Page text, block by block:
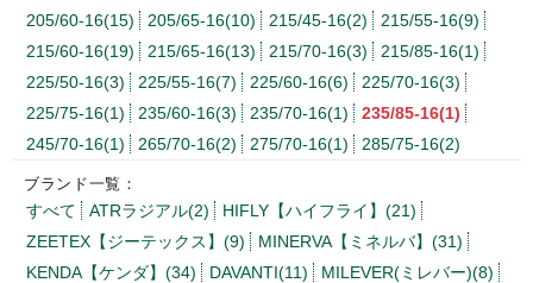
205/60-16(15)
205/65-16(10) 215/45-16(2)
215/55-16(9)
215/60-16(19)
215/65-16(13) 215/70-16(3)
215/85-16(1)
225/50-16(3)
225/55-16(7) 225/60-16(6)
225/70-16(3)
225/75-16(1)
235/60-16(3) 235/70-16(1)
235/85-16(1)
245/70-16(1)
265/70-16(2) 275/70-16(1) 285/75-16(2)
ブランド一覧：
すべて ATRラジアル(2)
HIFLY【ハイフライ】(21)
ZEETEX【ジーテックス】(9)
MINERVA【ミネルバ】(31)
KENDA【ケンダ】(34)
DAVANTI(11)
MILEVER(ミレバー)(8)